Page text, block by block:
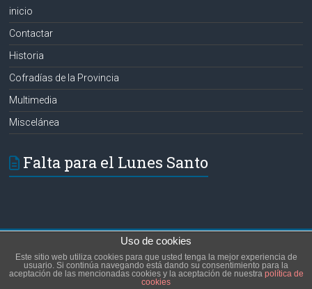
inicio
Contactar
Historia
Cofradías de la Provincia
Multimedia
Miscelánea
Falta para el Lunes Santo
Hermanos de las Aguas. Todos los derechos reservados.
Tema:Acceleratepor ThemeGrill. Funciona conWordPress.
inicio
Contactar Historia Cofradías de la Provincia
Multimedia
Uso de cookies
Este sitio web utiliza cookies para que usted tenga la mejor experiencia de
usuario. Si continúa navegando está dando su consentimiento para la
aceptación de las mencionadas cookies y la aceptación de nuestra política de
cookies